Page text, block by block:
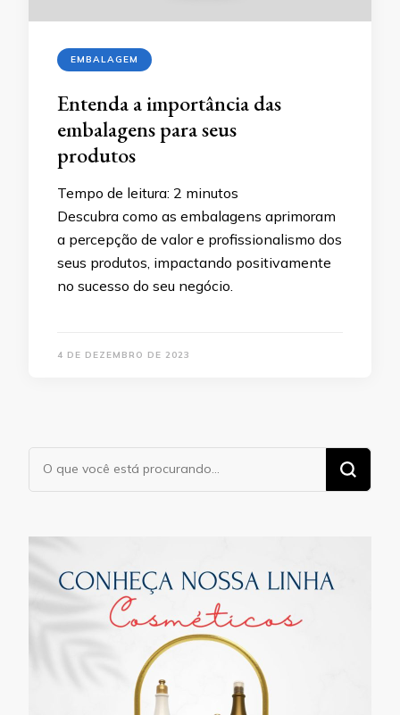
EMBALAGEM
Entenda a importância das
embalagens para seus
produtos
Tempo de leitura: 2 minutos
Descubra como as embalagens aprimoram
a percepção de valor e profissionalismo dos
seus produtos, impactando positivamente
no sucesso do seu negócio.
4 DE DEZEMBRO DE 2023
Procurando
algo?